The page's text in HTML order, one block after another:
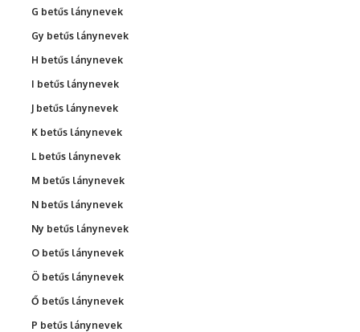
G betűs lánynevek
Gy betűs lánynevek
H betűs lánynevek
I betűs lánynevek
J betűs lánynevek
K betűs lánynevek
L betűs lánynevek
M betűs lánynevek
N betűs lánynevek
Ny betűs lánynevek
O betűs lánynevek
Ö betűs lánynevek
Ő betűs lánynevek
P betűs lánynevek